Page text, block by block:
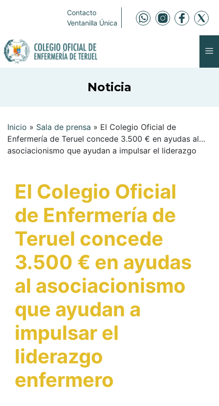
Contacto
Ventanilla Única
Noticia
Inicio » Sala de prensa » El Colegio Oficial de
Enfermería de Teruel concede 3.500 € en ayudas al
asociacionismo que ayudan a impulsar el liderazgo
El Colegio Oficial
de Enfermería de
Teruel concede
3.500 € en ayudas
al asociacionismo
que ayudan a
impulsar el
liderazgo
enfermero